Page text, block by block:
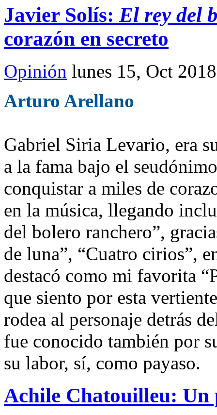
Javier Solís:El rey del
corazón en secreto
Opinión lunes 15, Oct 2018
Arturo Arellano
Gabriel Siria Levario, era
a la fama bajo el
conquistar a miles de
en la música, llegando
del bolero ranchero”,
de luna”, “Cuatro cirios”,
destacó como mi favorita
que siento por esta
rodea al personaje detrás
fue conocido también por
su labor, sí, como payaso.
Achile Chatouilleu: Un